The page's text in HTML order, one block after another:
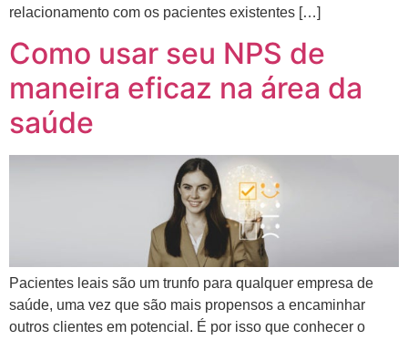
relacionamento com os pacientes existentes […]
Como usar seu NPS de
maneira eficaz na área da
saúde
Pacientes leais são um trunfo para qualquer empresa de
saúde, uma vez que são mais propensos a encaminhar
outros clientes em potencial. É por isso que conhecer o